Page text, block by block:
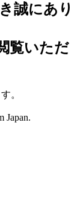
誠にあり
覧いただ
。
Japan.